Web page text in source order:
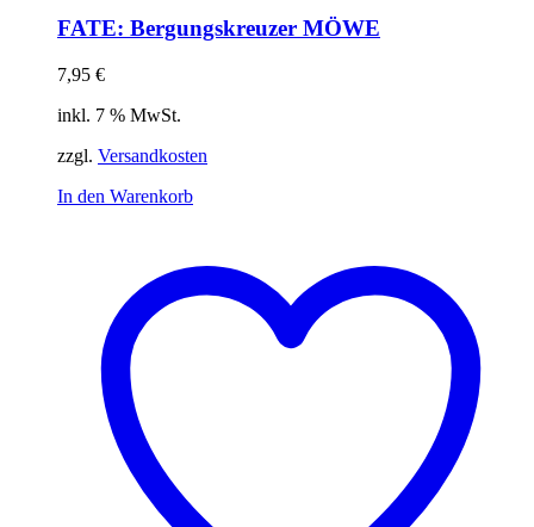
FATE: Bergungskreuzer MÖWE
7,95 €
inkl. 7 % MwSt.
zzgl. Versandkosten
In den Warenkorb